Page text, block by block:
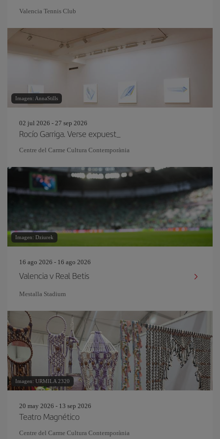
Valencia Tennis Club
Imagen: AnnaStills
02 jul 2026 - 27 sep 2026
Rocío Garriga. Verse expuest_
Centre del Carme Cultura Contemporània
Imagen: Dziurek
16 ago 2026 - 16 ago 2026
Valencia v Real Betis
Mestalla Stadium
Imagen: URMILA 2320
20 may 2026 - 13 sep 2026
Teatro Magnético
Centre del Carme Cultura Contemporània